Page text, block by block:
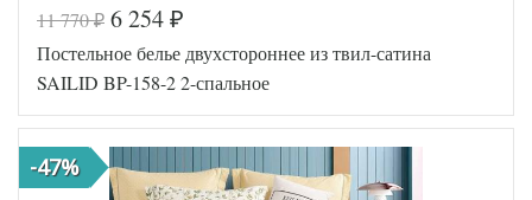
Код товара
573-058
Артикул
SLD-BP
-154-2
Ткань
Твил
Размер
пододеяльника 180х215
Размер
простыни
220х250
11 770₽ 6 254 ₽
Постельное белье двухстороннее из твил-сатина
SAILID BP-158-2 2-спальное
-47%